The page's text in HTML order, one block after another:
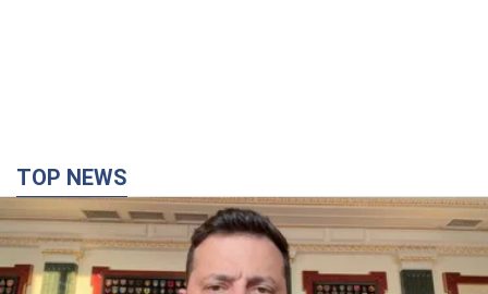
"Защита нашей жизни": Зеленский об
антибаллистической системе FREYJA,
санкциях против России и поддержке аграриев.
Видео
Европейские партнеры присоединяются к совместному
проекту